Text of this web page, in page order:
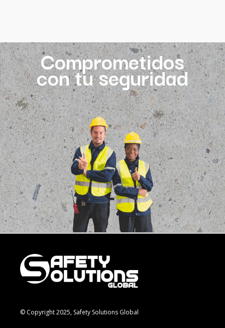
Comprometidos
con tu seguridad
© Copyright 2025, Safety Solutions Global